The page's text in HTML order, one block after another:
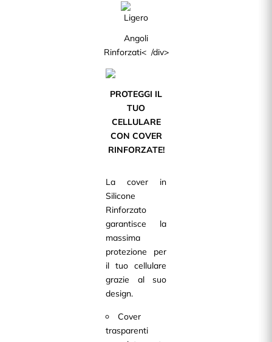
Angoli
Rinforzati< /div>
PROTEGGI IL
TUO
CELLULARE
CON COVER
RINFORZATE!
La cover in
Silicone
Rinforzato
garantisce la
massima
protezione per
il tuo cellulare
grazie al suo
design.
Cover
trasparenti